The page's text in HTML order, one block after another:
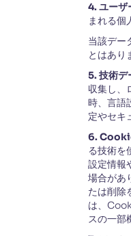
4. ユーザ
まれる個
当該デー
とはあり
5. 技術デ
収集し、
時、言語
定やセキ
6.
る技術を
設定情報
場合があ
たは削除
は、
スの一部